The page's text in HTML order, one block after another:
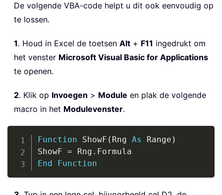
De volgende VBA-code helpt u dit ook eenvoudig op
te lossen.
1. Houd in Excel de toetsen Alt + F11 ingedrukt om
het venster Microsoft Visual Basic for Applications
te openen.
2. Klik op Invoegen > Module en plak de volgende
macro in het Modulevenster.
Function ShowF ( Rng As Range )
ShowF = Rng .
End
Function